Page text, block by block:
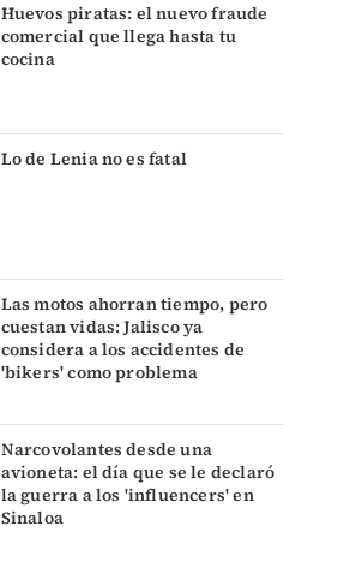
Huevos piratas: el nuevo fraude
comercial que llega hasta tu
cocina
Lo de Lenia no es fatal
Las motos ahorran tiempo, pero
cuestan vidas: Jalisco ya
considera a los accidentes de
'bikers' como problema
Narcovolantes desde una
avioneta: el día que se le declaró
la guerra a los 'influencers' en
Sinaloa